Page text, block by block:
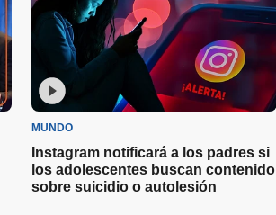
MUNDO
Instagram notificará a los padres si
los adolescentes buscan contenido
sobre suicidio o autolesión